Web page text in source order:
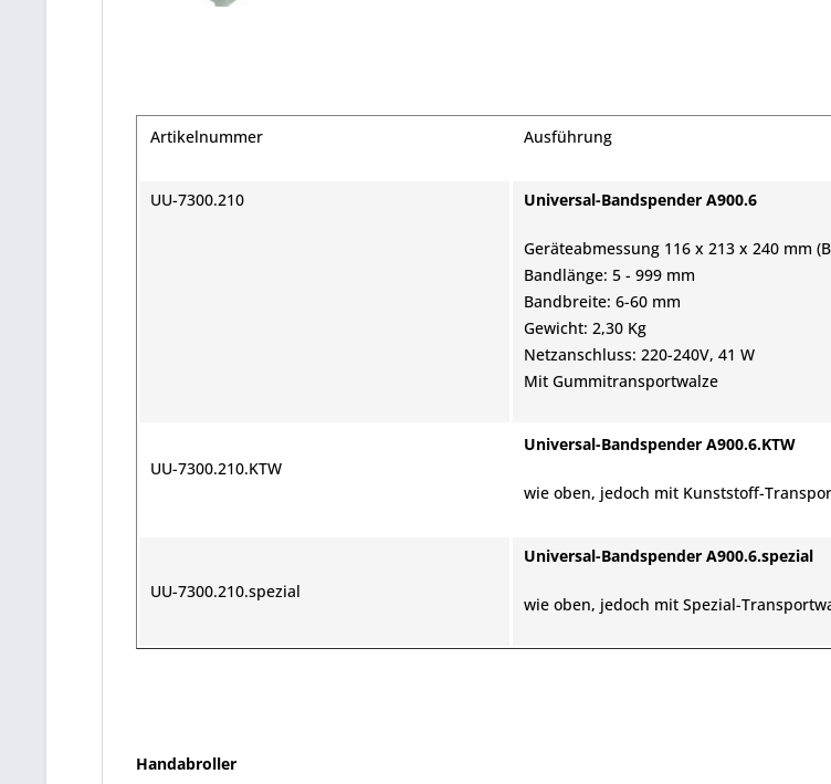
Artikelnummer Ausführung
UU-7300.210 Universal-Bandspender A900.6
Geräteabmessung 116 x 213 x 240 mm
Bandlänge: 5 - 999 mm
Bandbreite: 6-60 mm
Gewicht: 2,30 Kg
Netzanschluss: 220-240V, 41 W
Mit Gummitransportwalze
UU-7300.210.KTW
Universal-Bandspender A900.6.KTW
wie oben, jedoch mit Kunststoff-
UU-7300.210.spezial
Universal-Bandspender A900.6.spezial
wie oben, jedoch mit Spezial-
Handabroller